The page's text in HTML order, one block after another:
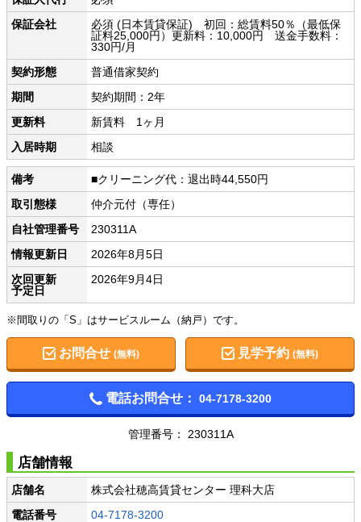
保証会社
必須 (日本賃貸保証) 初回：総賃料50％（最低保
証料25,000円）更新料：10,000円 送金手数料：
330円/月
契約形態
普通借家契約
期間
契約期間：2年
更新料
新賃料 1ヶ月
入居時期
相談
備考
■クリーニング代：退出時44,550円
取引態様
仲介元付（専任）
自社管理番号
230311A
情報更新日
2026年8月5日
次回更新
予定日
2026年9月4日
※間取りの「S」はサービスルーム（納戸）です。
お問合せ (無料) 見学予約(無料)
電話お問合せ： 04-7178-3200
管理番号： 230311A
店舗情報
店舗名
株式会社穂高賃貸センター 理科大店
電話番号
04-7178-3200